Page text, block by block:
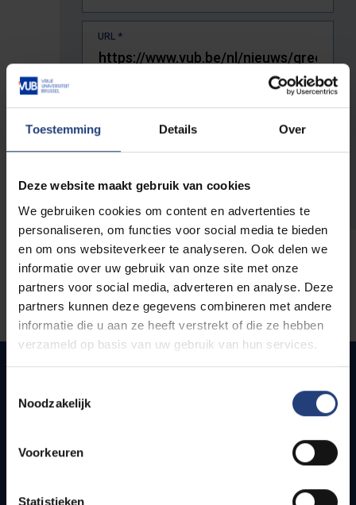
Toestemming Details Over
Deze website maakt gebruik van cookies
We gebruiken cookies om content en advertenties te
personaliseren, om functies voor social media te bieden
en om ons websiteverkeer te analyseren. Ook delen we
informatie over uw gebruik van onze site met onze
partners voor social media, adverteren en analyse. Deze
partners kunnen deze gegevens combineren met andere
informatie die u aan ze heeft verstrekt of die ze hebben
verzameld op basis van uw gebruik van hun services.
Noodzakelijk
Voorkeuren
Statistieken
URL *
De volledige URL van de pagina waar je de fout zag.
Snel naar